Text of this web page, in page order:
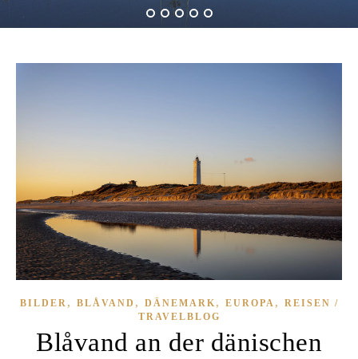
BILDER , BLÅVAND , DÄNEMARK , EUROPA ,
REISEN /
TRAVELBLOG
Blåvand an der dänischen